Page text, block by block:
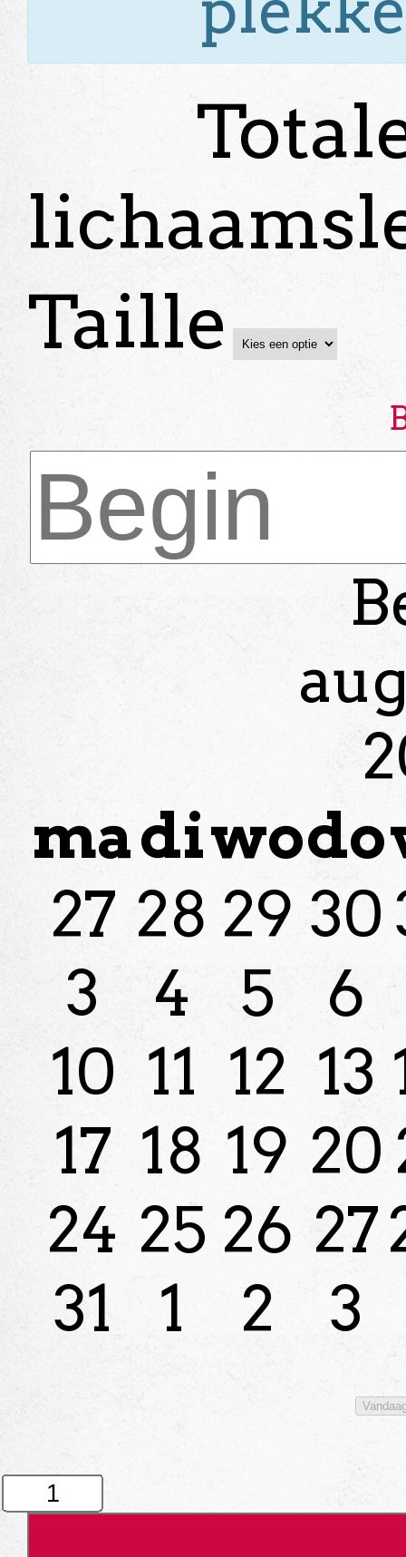
Taille
madiwodo
27 28 29 30
3
4 5
6
10 11 12 13
17 18 19 20
24 25 26 27
31
1 2 3
Pak